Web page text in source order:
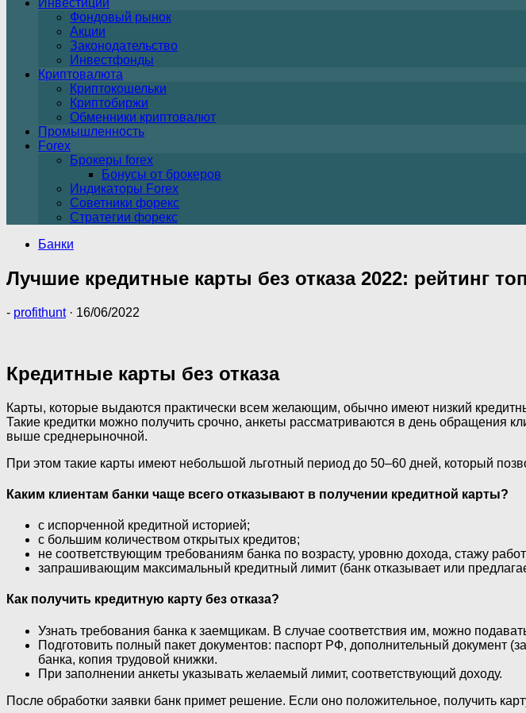
Инвестиции
Фондовый рынок
Акции
Законодательство
Инвестфонды
Криптовалюта
Криптокошельки
Криптобиржи
Обменники криптовалют
Промышленность
Forex
Брокеры forex
Бонусы от брокеров
Индикаторы Forex
Советники форекс
Стратегии форекс
Банки
Лучшие кредитные карты без отказа 2022: рейтинг
- profithunt · 16/06/2022
Кредитные карты без отказа
Карты, которые выдаются практически всем желающим, обычно имеют низкий
Такие кредитки можно получить срочно, анкеты рассматриваются в день обращения
выше среднерыночной.
При этом такие карты имеют небольшой льготный период до 50–60 дней, который
Каким клиентам банки чаще всего отказывают в получении кредитной карты?
с испорченной кредитной историей;
с большим количеством открытых кредитов;
не соответствующим требованиям банка по возрасту, уровню дохода, стажу
запрашивающим максимальный кредитный лимит (банк отказывает или
Как получить кредитную карту без отказа?
Узнать требования банка к заемщикам. В случае соответствия им, можно
Подготовить полный пакет документов: паспорт РФ, дополнительный
банка, копия трудовой книжки.
При заполнении анкеты указывать желаемый лимит, соответствующий доходу.
После обработки заявки банк примет решение. Если оно положительное, получить